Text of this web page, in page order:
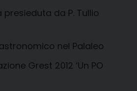
presieduta da P. Tullio
nel Palaleo
Grest 2012 ‘Un PO